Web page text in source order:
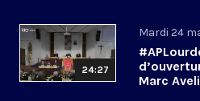
24:27
Mardi 24
Marc